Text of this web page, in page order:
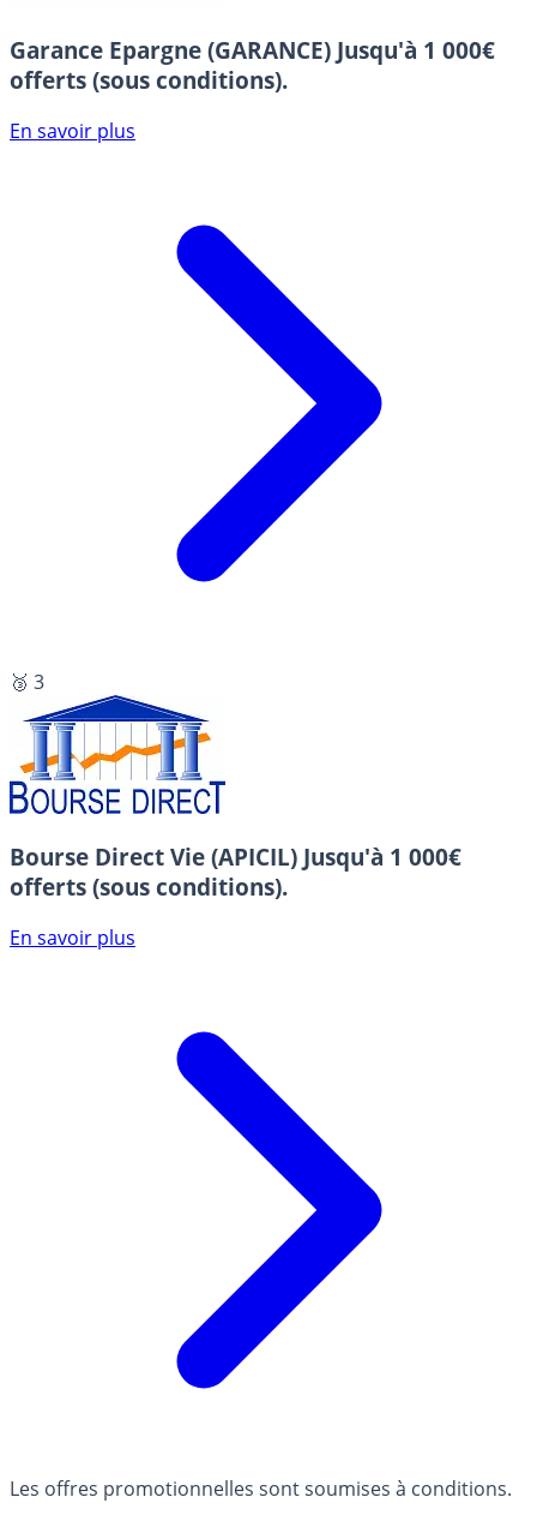
Garance Epargne (GARANCE) Jusqu'à 1 000€
offerts (sous conditions).
En savoir plus
🥉 3
Bourse Direct Vie (APICIL) Jusqu'à 1 000€
offerts (sous conditions).
En savoir plus
Les offres promotionnelles sont soumises à conditions.